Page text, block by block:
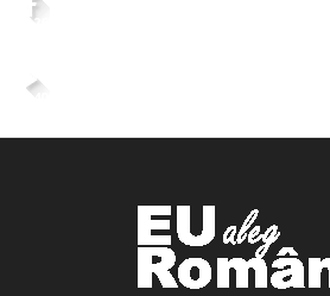
2,265
4,400